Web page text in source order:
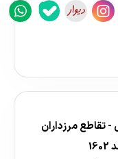
تقاطع مرزداران